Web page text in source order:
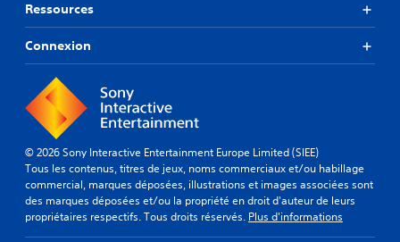
Ressources
Connexion
© 2026 Sony Interactive Entertainment Europe Limited (SIEE)
Tous les contenus, titres de jeux, noms commerciaux et/ou habillage
commercial, marques déposées, illustrations et images associées sont
des marques déposées et/ou la propriété en droit d'auteur de leurs
propriétaires respectifs. Tous droits réservés. Plus d'informations